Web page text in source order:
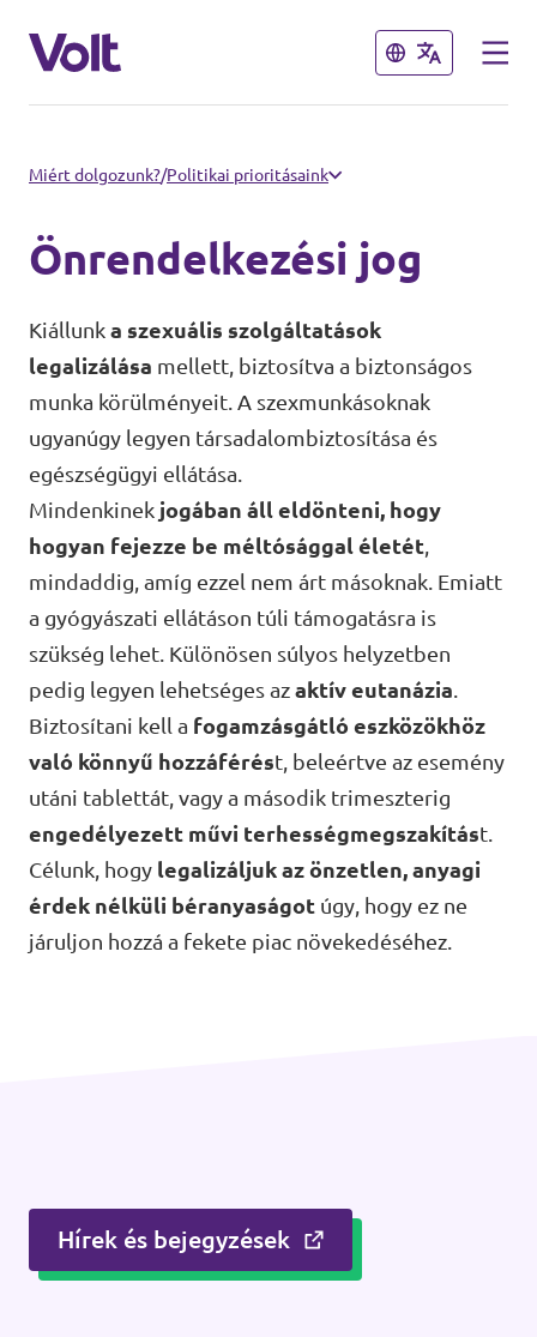
Bezárás
Válassz egy nyelvet
Volt Europa
Bezárás
A Volt-ról
Hírek
Napirend
Lépjünk kapcsolatba!
Legyél te is Volt tag!
Miért dolgozunk?/Politikai prioritásaink
Önrendelkezési jog
Kiállunk a szexuális szolgáltatások
legalizálása mellett, biztosítva a biztonságos
munka körülményeit. A szexmunkásoknak
ugyanúgy legyen társadalombiztosítása és
egészségügyi ellátása.
Mindenkinek jogában áll eldönteni, hogy
hogyan fejezze be méltósággal életét,
mindaddig, amíg ezzel nem árt másoknak. Emiatt
a gyógyászati ellátáson túli támogatásra is
szükség lehet. Különösen súlyos helyzetben
pedig legyen lehetséges az aktív eutanázia.
Biztosítani kell a fogamzásgátló eszközökhöz
való könnyű hozzáférést, beleértve az esemény
utáni tablettát, vagy a második trimeszterig
engedélyezett művi terhességmegszakítást.
Célunk, hogy legalizáljuk az önzetlen, anyagi
érdek nélküli béranyaságot úgy, hogy ez ne
járuljon hozzá a fekete piac növekedéséhez.
Hírek és bejegyzések